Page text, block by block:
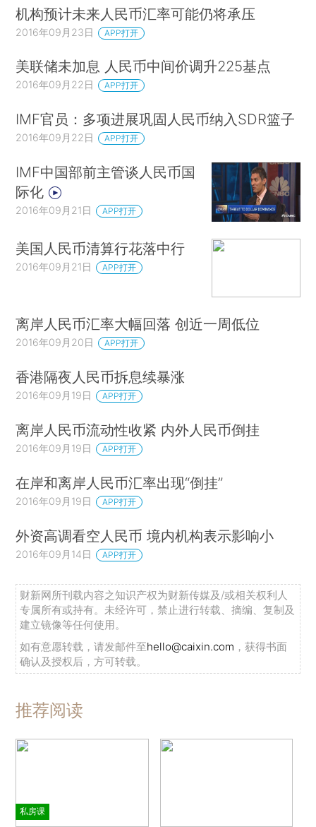
机构预计未来人民币汇率可能仍将承压
2016年09月23日 APP打开
美联储未加息 人民币中间价调升225基点
2016年09月22日 APP打开
IMF官员：多项进展巩固人民币纳入SDR篮子
2016年09月22日 APP打开
IMF中国部前主管谈人民币国
际化
2016年09月21日 APP打开
美国人民币清算行花落中行
2016年09月21日 APP打开
离岸人民币汇率大幅回落 创近一周低位
2016年09月20日 APP打开
香港隔夜人民币拆息续暴涨
2016年09月19日 APP打开
离岸人民币流动性收紧 内外人民币倒挂
2016年09月19日 APP打开
在岸和离岸人民币汇率出现“倒挂”
2016年09月19日 APP打开
外资高调看空人民币 境内机构表示影响小
2016年09月14日 APP打开
财新网所刊载内容之知识产权为财新传媒及/或相关权利人
专属所有或持有。未经许可，禁止进行转载、摘编、复制及
建立镜像等任何使用。
如有意愿转载，请发邮件至hello@caixin.com ，获得书面
确认及授权后，方可转载。
推荐阅读
私房课